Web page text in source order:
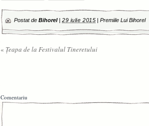
Postat de Bihorel| 29 iulie 2015 |Premiile Lui Bihorel
« Ţeapa de la Festivalul Tineretului
Comentariu